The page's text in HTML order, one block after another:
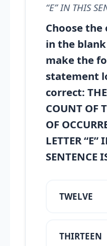
“E” IN THIS
Choose
in the
make the
statement
correct: THE
COUNT OF
OF
LETTER “E”
SENTENCE
TWELVE
THIRTEEN